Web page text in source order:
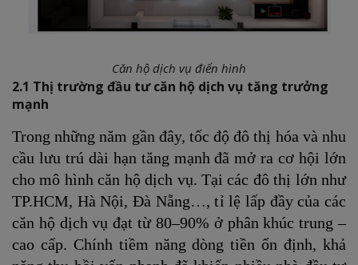
Căn hộ dịch vụ điển hình
2.1 Thị trường đầu tư căn hộ dịch vụ tăng trưởng
mạnh
Trong những năm gần đây, tốc độ đô thị hóa và nhu
cầu lưu trú dài hạn tăng mạnh đã mở ra cơ hội lớn
cho mô hình căn hộ dịch vụ. Tại các đô thị lớn như
TP.HCM, Hà Nội, Đà Nẵng…, tỉ lệ lấp đầy của các
căn hộ dịch vụ đạt từ 80–90% ở phân khúc trung –
cao cấp. Chính tiềm năng dòng tiền ổn định, khả